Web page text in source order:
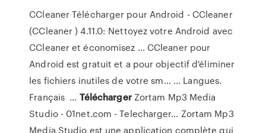
CCleaner Télécharger pour Android - CCleaner
(CCleaner ) 4.11.0: Nettoyez votre Android avec
CCleaner et économisez ... CCleaner pour
Android est gratuit et a pour objectif d'éliminer
les fichiers inutiles de votre sm... ... Langues.
Français ... TéléchargerZortam Mp3 Media
Studio - 01net.com - Telecharger… Zortam Mp3
Media Studio est une application complète qui